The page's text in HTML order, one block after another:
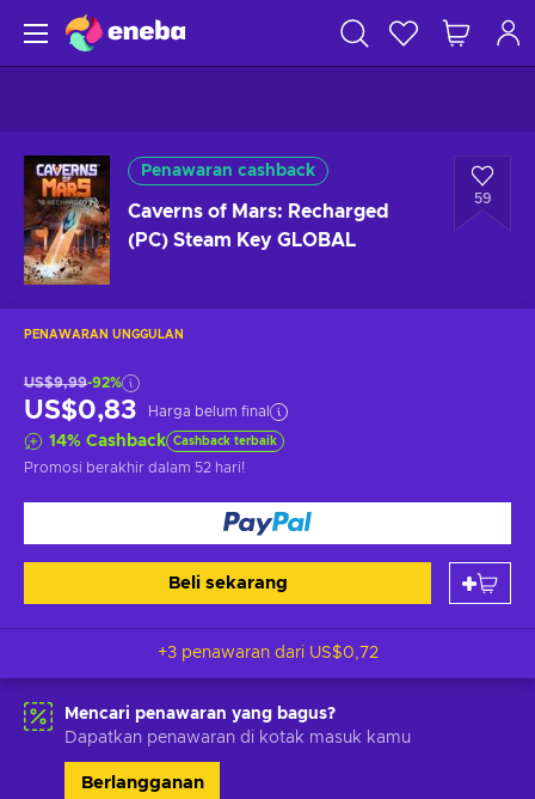
Penawaran cashback
Caverns of Mars: Recharged
(PC) Steam Key GLOBAL
59
PENAWARAN UNGGULAN
US$9,99-92%
US$0,83 Harga belum final
14% Cashback Cashback terbaik
Promosi berakhir dalam 52 hari!
Beli sekarang
+3 penawaran dari US$0,72
Mencari penawaran yang bagus?
Dapatkan penawaran di kotak masuk kamu
Berlangganan